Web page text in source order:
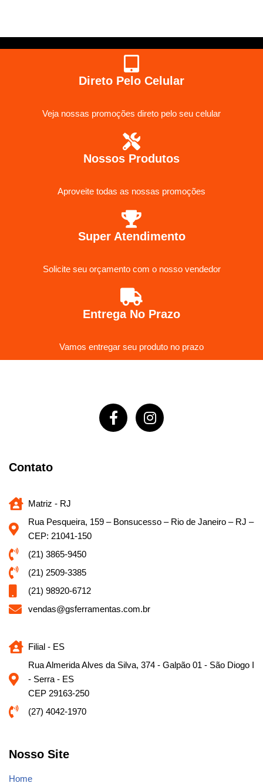
Direto Pelo Celular
Veja nossas promoções direto pelo seu celular
Nossos Produtos
Aproveite todas as nossas promoções
Super Atendimento
Solicite seu orçamento com o nosso vendedor
Entrega No Prazo
Vamos entregar seu produto no prazo
Contato
Matriz - RJ
Rua Pesqueira, 159 – Bonsucesso – Rio de Janeiro – RJ –
CEP: 21041-150
(21) 3865-9450
(21) 2509-3385
(21) 98920-6712
vendas@gsferramentas.com.br
Filial - ES
Rua Almerida Alves da Silva, 374 - Galpão 01 - São Diogo I
- Serra - ES
CEP 29163-250
(27) 4042-1970
Nosso Site
Home